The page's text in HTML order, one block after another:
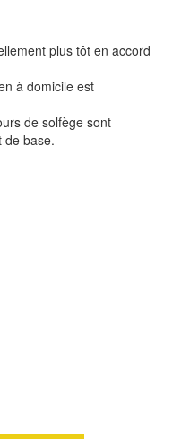
plus tôt en accord
à domicile est
de solfège sont
de base.